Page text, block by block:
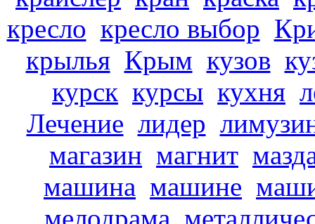
кресло кресло выбор
крылья Крым кузов
курск курсы кухня
Лечение лидер
магазин магнит
машина машине